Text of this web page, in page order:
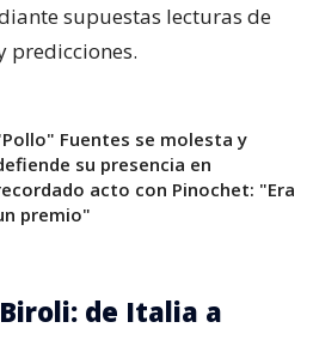
supuestas lecturas de
predicciones.
Fuentes se molesta y
su presencia en
acto con Pinochet: "Era
premio"
de Italia a